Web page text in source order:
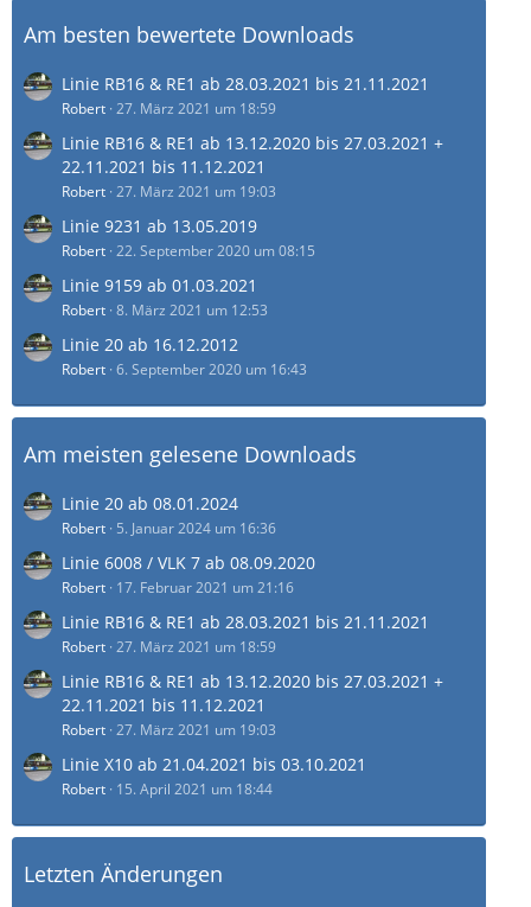
Am besten bewertete Downloads
Linie RB16 & RE1 ab 28.03.2021 bis 21.11.2021
Robert 27. März 2021 um 18:59
Linie RB16 & RE1 ab 13.12.2020 bis 27.03.2021 +
22.11.2021 bis 11.12.2021
Robert 27. März 2021 um 19:03
Linie 9231 ab 13.05.2019
Robert 22. September 2020 um 08:15
Linie 9159 ab 01.03.2021
Robert 8. März 2021 um 12:53
Linie 20 ab 16.12.2012
Robert 6. September 2020 um 16:43
Am meisten gelesene Downloads
Linie 20 ab 08.01.2024
Robert 5. Januar 2024 um 16:36
Linie 6008 / VLK 7 ab 08.09.2020
Robert 17. Februar 2021 um 21:16
Linie RB16 & RE1 ab 28.03.2021 bis 21.11.2021
Robert 27. März 2021 um 18:59
Linie RB16 & RE1 ab 13.12.2020 bis 27.03.2021 +
22.11.2021 bis 11.12.2021
Robert 27. März 2021 um 19:03
Linie X10 ab 21.04.2021 bis 03.10.2021
Robert 15. April 2021 um 18:44
Letzten Änderungen